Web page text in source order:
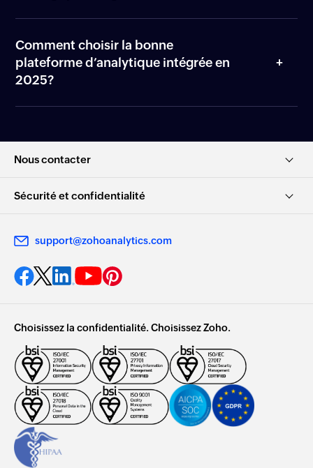
Comment choisir la bonne
plateforme d’analytique intégrée en
2025?
Nous contacter
Sécurité et confidentialité
support@zohoanalytics.com
Choisissez la confidentialité. Choisissez Zoho.